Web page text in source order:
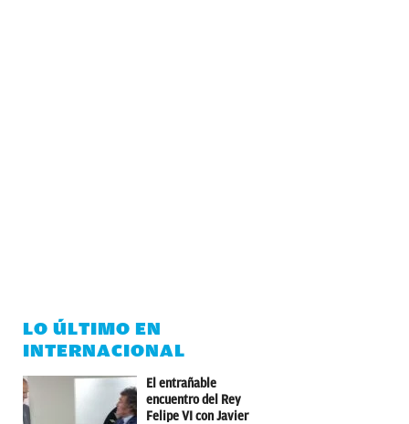
LO ÚLTIMO EN
INTERNACIONAL
El entrañable
encuentro del Rey
Felipe VI con Javier